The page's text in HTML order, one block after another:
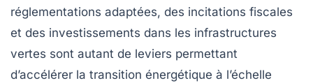
réglementations adaptées, des incitations fiscales
et des investissements dans les infrastructures
vertes sont autant de leviers permettant
d’accélérer la transition énergétique à l’échelle